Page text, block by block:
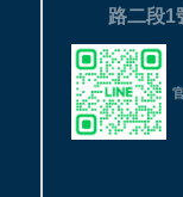
路二段1